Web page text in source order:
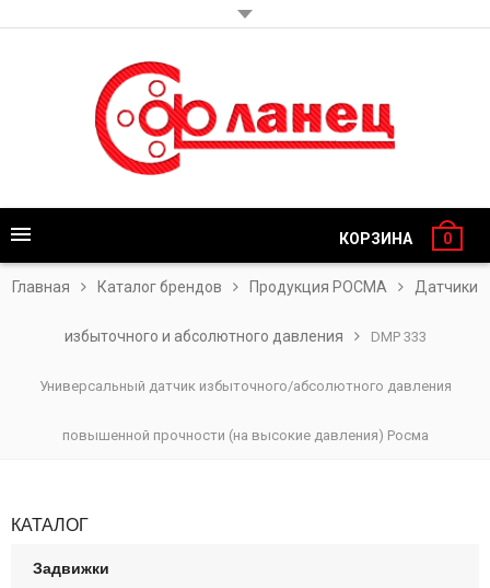
КОРЗИНА 0
Главная Каталог брендов Продукция РОСМА Датчики
избыточного и абсолютного давления DMP 333
Универсальный датчик избыточного/абсолютного давления
повышенной прочности (на высокие давления) Росма
КАТАЛОГ
Задвижки